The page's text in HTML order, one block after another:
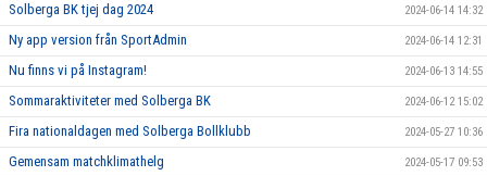
Solberga BK tjej dag 2024 2024-06-14 14:32
Ny app version från SportAdmin 2024-06-14 12:31
Nu finns vi på Instagram! 2024-06-13 14:55
Sommaraktiviteter med Solberga BK 2024-06-12 15:02
Fira nationaldagen med Solberga Bollklubb 2024-05-27 10:36
Gemensam matchklimathelg 2024-05-17 09:53